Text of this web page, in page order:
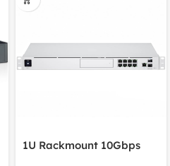
1U Rackmount 10Gbps